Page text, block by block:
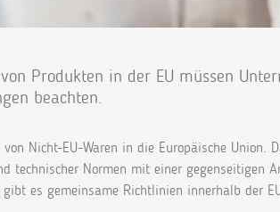
Produkten in der EU müssen
beachten.
Nicht-EU-Waren in die Europäische Union.
technischer Normen mit einer gegenseitigen
es gemeinsame Richtlinien innerhalb der